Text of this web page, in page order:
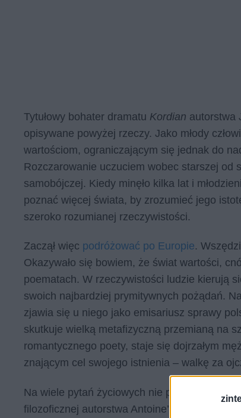
Tytułowy bohater dramatu Kordian autorstwa
opisywane powyżej rzeczy. Jako młody
wartościom, ograniczającym się jednak do
Rozczarowanie uczuciem wobec starszej od
samobójczej. Kiedy minęło kilka lat i
poznać więcej świata, by zrozumieć jego
szeroko rozumianej rzeczywistości.
Zaczął więc podróżować po Europie.
Okazywało się bowiem, że świat wartości,
poematach. W rzeczywistości ludzie kierują
swoich najbardziej prymitywnych pożądań.
zjawia się u niego jako emisariusz sprawy
skutkuje wielką metafizyczną przemianą na
romantycznego poety, staje się dojrzałym
znającym cel swojego istnienia – walkę za
Na wiele pytań życiowych nie potrafił sobie
filozoficznej autorstwa Antoine’a de Saint